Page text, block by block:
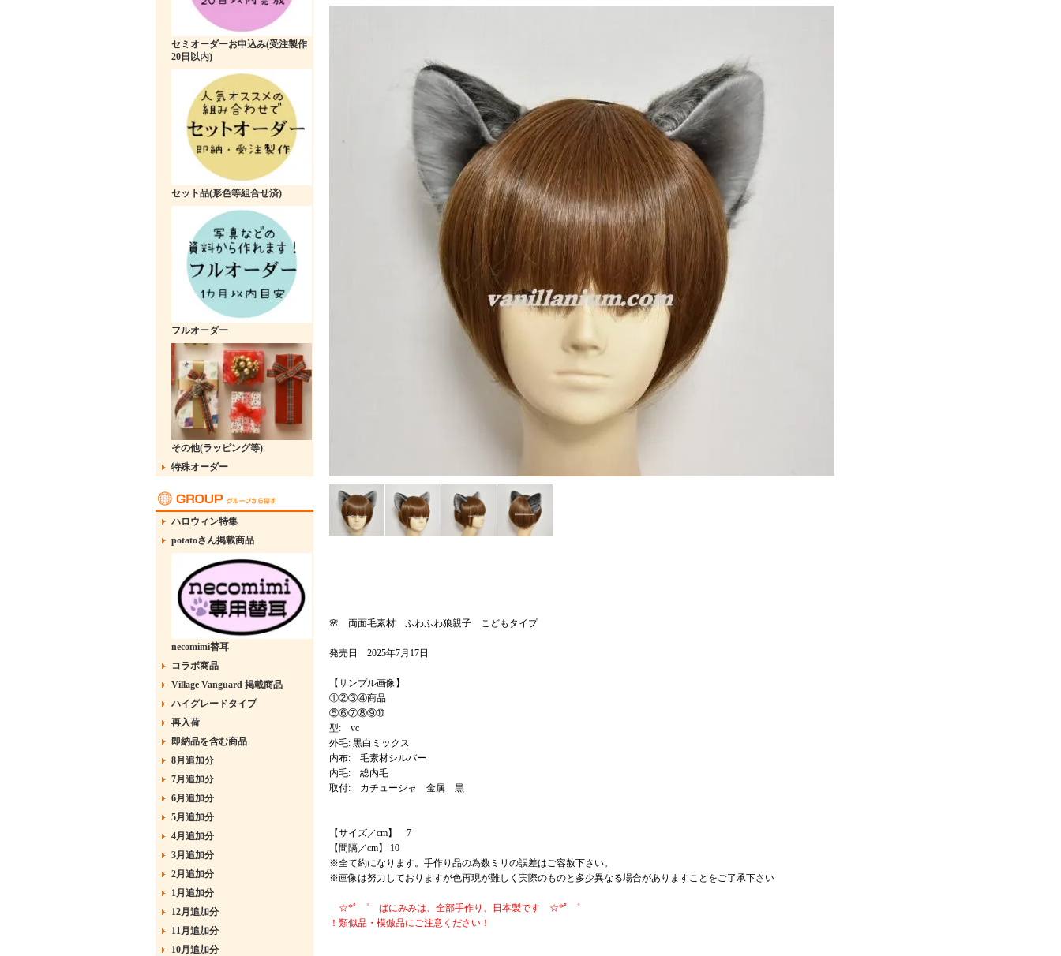
セミオーダーお申込み(受注製作
20日以内)
セット品(形色等組合せ済)
フルオーダー
その他(ラッピング等)
特殊オーダー
ハロウィン特集
potatoさん掲載商品
necomimi替耳
コラボ商品
Village Vanguard 掲載商品
ハイグレードタイプ
再入荷
即納品を含む商品
8月追加分
7月追加分
6月追加分
5月追加分
4月追加分
3月追加分
2月追加分
1月追加分
12月追加分
11月追加分
10月追加分
🌸 両面毛素材 ふわふわ狼親子 こどもタイプ
発売日 2025年7月17日
【サンプル画像】
①②③④商品
⑤⑥⑦⑧⑨➉
型: vc
外毛: 黒白ミックス
内布: 毛素材シルバー
内毛: 総内毛
取付: カチューシャ 金属 黒
【サイズ／cm】 7
【間隔／cm】 10
※全て約になります。手作り品の為数ミリの誤差はご容赦下さい。
※画像は努力しておりますが色再現が難しく実際のものと多少異なる場合がありますことをご了承下さい
☆*ﾟ ゜ ばにみみは、全部手作り、日本製です ☆*ﾟ ゜
！類似品・模倣品にご注意ください！